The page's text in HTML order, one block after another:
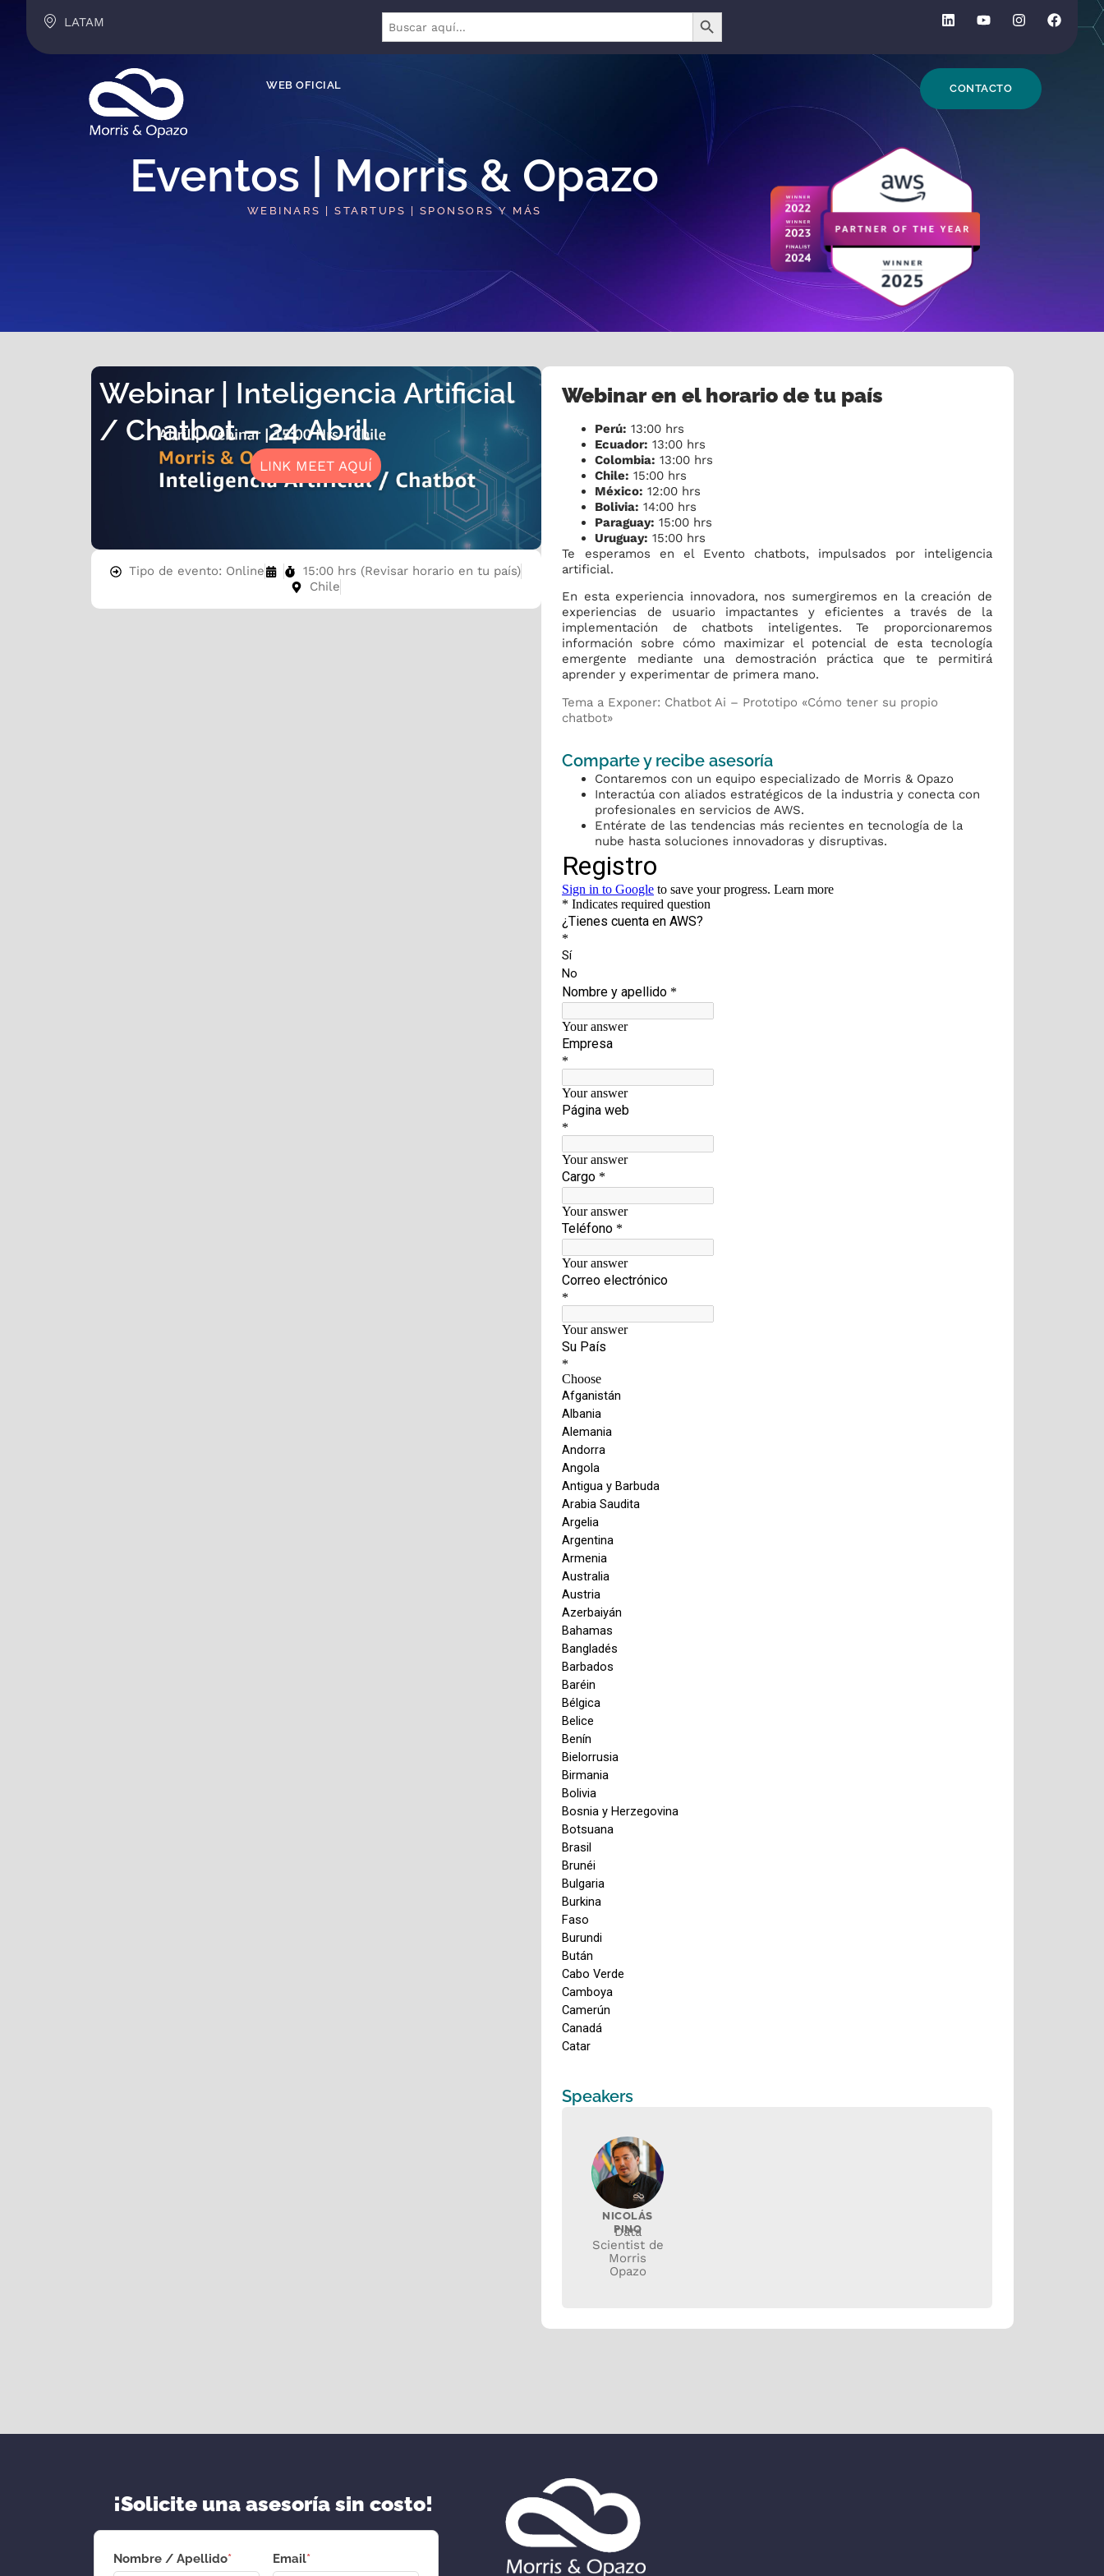
LATAM Buscar:
BOTÓN DE BÚSQUEDA
WEB OFICIAL CONTACTO
Eventos | Morris & Opazo​
WEBINARS | STARTUPS | SPONSORS Y MÁS
Webinar | Inteligencia Artificial
/ Chatbot – 24 Abril
LINK MEET AQUÍ
Tipo de evento: Online
15:00 hrs (Revisar horario en tu país)
Chile
Webinar en el horario de tu país
Perú: 13:00 hrs
Ecuador: 13:00 hrs
Colombia: 13:00 hrs
Chile: 15:00 hrs
México: 12:00 hrs
Bolivia: 14:00 hrs
Paraguay: 15:00 hrs
Uruguay: 15:00 hrs
Te esperamos en el Evento chatbots, impulsados por inteligencia
artificial.
En esta experiencia innovadora, nos sumergiremos en la creación de
experiencias de usuario impactantes y eficientes a través de la
implementación de chatbots inteligentes. Te proporcionaremos
información sobre cómo maximizar el potencial de esta tecnología
emergente mediante una demostración práctica que te permitirá
aprender y experimentar de primera mano.
Tema a Exponer: Chatbot Ai – Prototipo «Cómo tener su propio
chatbot»
Comparte y recibe asesoría
Contaremos con un equipo especializado de Morris & Opazo
Interactúa con aliados estratégicos de la industria y conecta con
profesionales en servicios de AWS.
Entérate de las tendencias más recientes en tecnología de la
nube hasta soluciones innovadoras y disruptivas.
Speakers
NICOLÁS
PINO
Data
Scientist de
Morris
Opazo
¡Solicite una asesoría sin costo!
Nombre / Apellido* Email*